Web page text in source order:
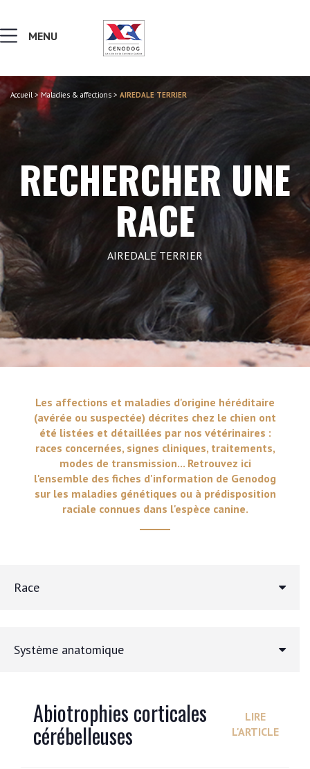
MALADIES & AFFECTIONS
NOTIONS DE GÉNÉTIQUE
RECHERCHER UNE RACE
LEXIQUE
VERS LE SITE SCC.ASSO.FR
MENU
Accueil>Maladies & affections > AIREDALE TERRIER
RECHERCHER UNE
RACE
AIREDALE TERRIER
Les affections et maladies d'origine héréditaire
(avérée ou suspectée) décrites chez le chien ont
été listées et détaillées par nos vétérinaires :
races concernées, signes cliniques, traitements,
modes de transmission... Retrouvez ici
l'ensemble des fiches d'information de Genodog
sur les maladies génétiques ou à prédisposition
raciale connues dans l'espèce canine.
Race
Système anatomique
Abiotrophies corticales
cérébelleuses
LIRE
L'ARTICLE